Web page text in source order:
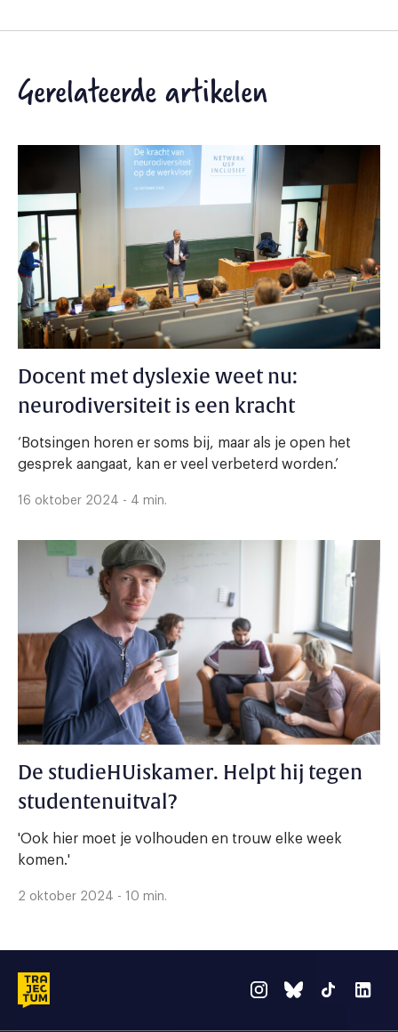
Gerelateerde artikelen
Docent met dyslexie weet nu:
neurodiversiteit is een kracht
‘Botsingen horen er soms bij, maar als je open het
gesprek aangaat, kan er veel verbeterd worden.’
16 oktober 2024 - 4 min.
De studieHUiskamer. Helpt hij tegen
studentenuitval?
'Ook hier moet je volhouden en trouw elke week
komen.'
2 oktober 2024 - 10 min.